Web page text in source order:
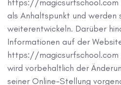
https://magicsurfschool.com
als Anhaltspunkt und werden
weiterentwickeln. Darüber
Informationen auf der
https://magicsurfschool.com
wird vorbehaltlich der
seiner Online-Stellung